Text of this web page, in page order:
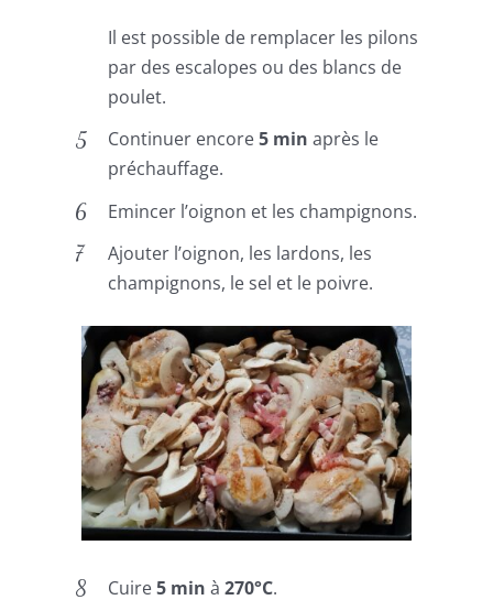
Il est possible de remplacer les pilons
par des escalopes ou des blancs de
poulet.
Continuer encore5 min après le
préchauffage.
Emincer l’oignon et les champignons.
Ajouter l’oignon, les lardons, les
champignons, le sel et le poivre.
Cuire5 min à270°C.